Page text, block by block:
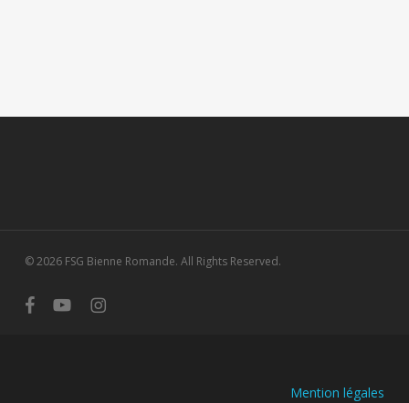
© 2026 FSG Bienne Romande. All Rights Reserved.
facebookyoutubeinstagram
Mention légales